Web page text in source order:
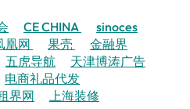
CE CHINA
sinoces
凰网 果壳
金融界
五虎导航
天津博涛广告
电商礼品代发
界网 上海装修